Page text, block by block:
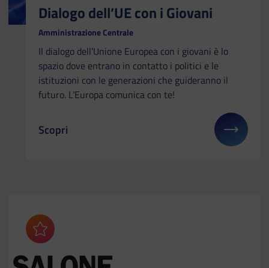
Dialogo dell’UE con i Giovani
Amministrazione Centrale
Il dialogo dell’Unione Europea con i giovani è lo
spazio dove entrano in contatto i politici e le
istituzioni con le generazioni che guideranno il
futuro. L’Europa comunica con te!
Il link ti porterà ad avere maggiori dettagli su:
Scopri
Aggiungi ai preferiti